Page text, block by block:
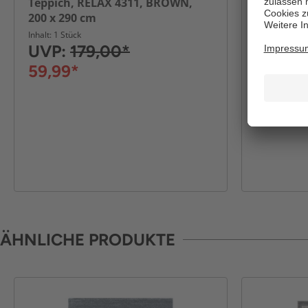
200 x 290 cm
Inhalt: 1 Stück
UVP: 179,00*
59,99*
UVP:
ÄHNLICHE PRODUKTE